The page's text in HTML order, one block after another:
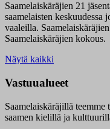
Saamelaiskäräjien 21
saamelaisten keskuudessa
vaaleilla.
Saamelaiskäräjien kokous.
Näytä kaikki
Vastuualueet
Saamelaiskäräjillä teemme
saamen kielillä ja